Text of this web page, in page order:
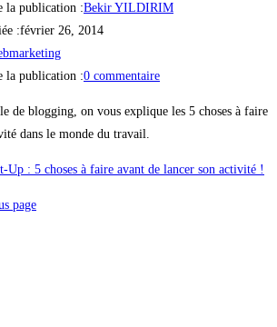
la publication :Bekir YILDIRIM
:février 26, 2014
la publication :0 commentaire
de blogging, on vous explique les 5 choses à faire
dans le monde du travail.
Up : 5 choses à faire avant de lancer son activité !
page